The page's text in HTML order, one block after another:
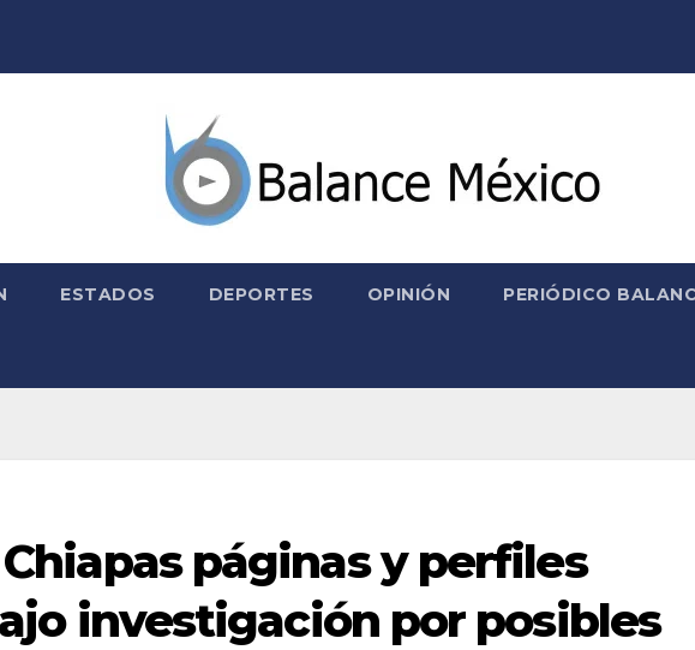
ESTADOS DEPORTES OPINIÓN PERIÓDICO
páginas y perfiles
investigación por posibles